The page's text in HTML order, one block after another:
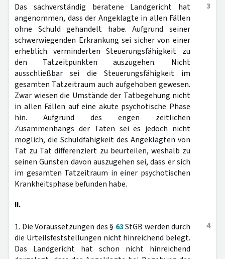
3
Das sachverständig beratene Landgericht hat
angenommen, dass der Angeklagte in allen Fällen
ohne Schuld gehandelt habe. Aufgrund seiner
schwerwiegenden Erkrankung sei sicher von einer
erheblich verminderten Steuerungsfähigkeit zu
den Tatzeitpunkten auszugehen. Nicht
ausschließbar sei die Steuerungsfähigkeit im
gesamten Tatzeitraum auch aufgehoben gewesen.
Zwar wiesen die Umstände der Tatbegehung nicht
in allen Fällen auf eine akute psychotische Phase
hin. Aufgrund des engen zeitlichen
Zusammenhangs der Taten sei es jedoch nicht
möglich, die Schuldfähigkeit des Angeklagten von
Tat zu Tat differenziert zu beurteilen, weshalb zu
seinen Gunsten davon auszugehen sei, dass er sich
im gesamten Tatzeitraum in einer psychotischen
Krankheitsphase befunden habe.
II.
4
1. Die Voraussetzungen des § 63StGB werden durch
die Urteilsfeststellungen nicht hinreichend belegt.
Das Landgericht hat schon nicht hinreichend